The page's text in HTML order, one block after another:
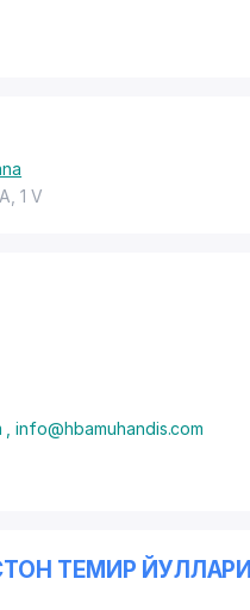
, 1 V
info@hbamuhandis.com
ТЕМИР ЙУЛЛАРИ